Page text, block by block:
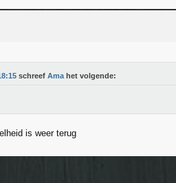
schreef Ama het volgende:
is weer terug